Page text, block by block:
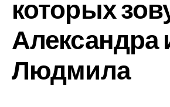
которых
Александра
Людмила